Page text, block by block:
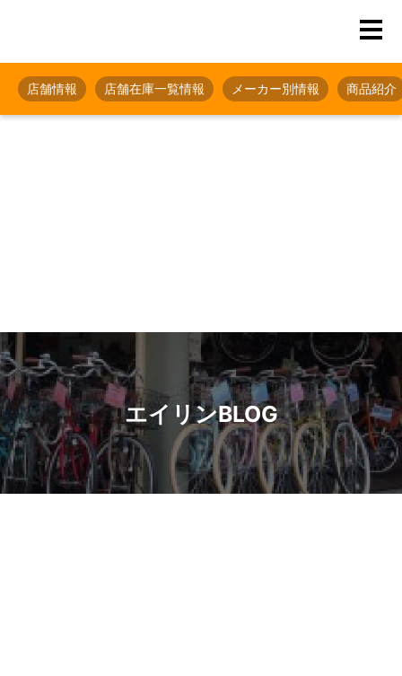
店舗情報 店舗在庫一覧情報 メーカー別情報 商品紹介
エイリンBLOG